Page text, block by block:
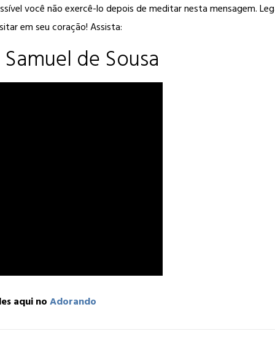
você não exercê-lo depois de meditar nesta mensagem.
em seu coração! Assista:
de Sousa
aqui noAdorando